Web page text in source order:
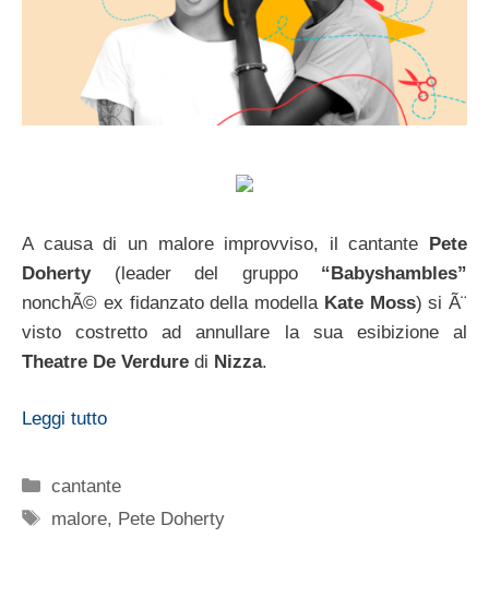
A causa di un malore improvviso, il cantante Pete
Doherty(leader del gruppo “Babyshambles”
nonchÃ© ex fidanzato della modella Kate Moss) si Ã¨
visto costretto ad annullare la sua esibizione al
Theatre De Verdure di Nizza.
Leggi tutto
Categorie
cantante
Tag
malore, Pete Doherty